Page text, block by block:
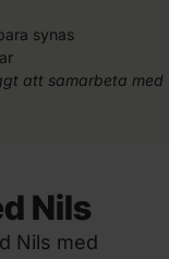
synas
att samarbeta med
Nils
Nils med